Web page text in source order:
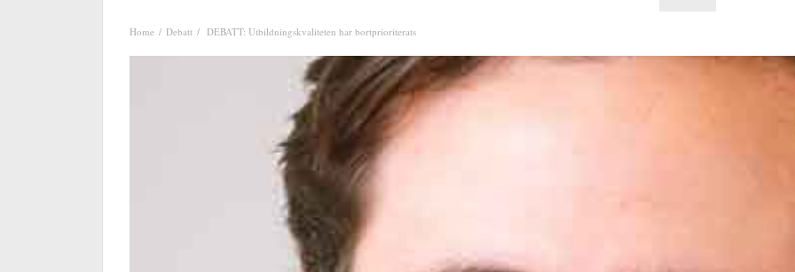
Home Debatt DEBATT: Utbildningskvaliteten har bortprioriterats